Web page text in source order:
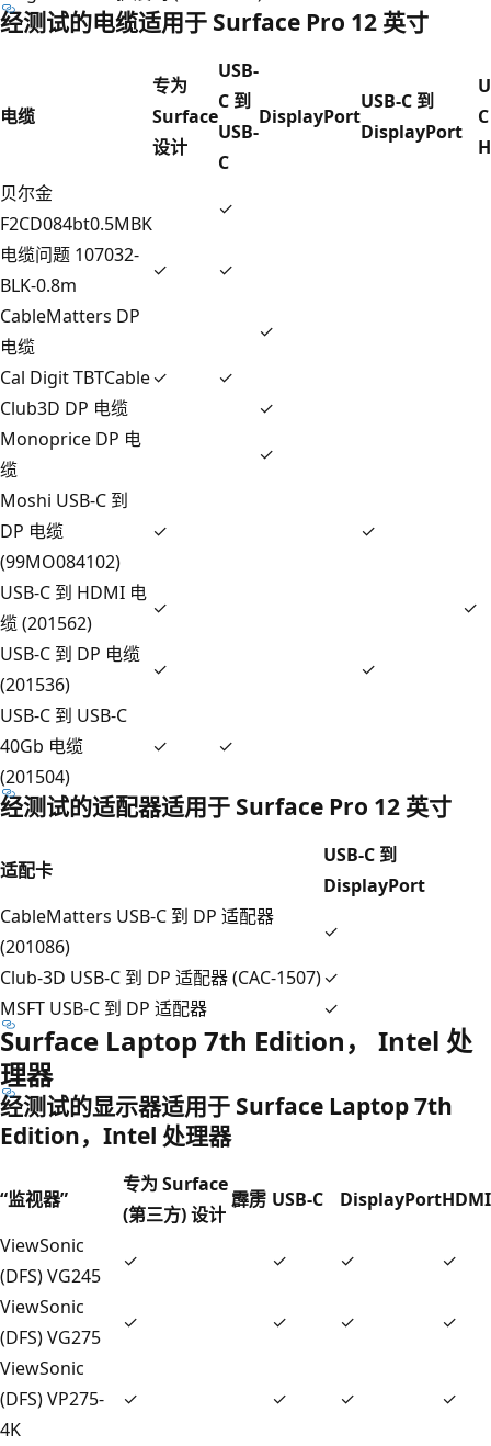
经测试的电缆适用于 Surface Pro 12 英寸
电缆
专为
Surface
设计
USB-
C 到
USB-
C
DisplayPort
USB-C 到
DisplayPort
贝尔金
F2CD084bt0.5MBK
✓
电缆问题 107032-
BLK-0.8m
✓
✓
CableMatters DP
电缆
✓
Cal Digit TBTCable✓
✓
Club3D DP 电缆
✓
Monoprice DP 电
缆
✓
Moshi USB-C 到
DP 电缆
(99MO084102)
✓ ✓
USB-C 到 HDMI 电
缆 (201562)
✓
✓
USB-C 到 DP 电缆
(201536)
✓
✓
USB-C 到 USB-C
40Gb 电缆
(201504)
✓ ✓
经测试的适配器适用于 Surface Pro 12 英寸
适配卡
USB-C 到
DisplayPort
CableMatters USB-C 到 DP 适配器
(201086)
✓
Club-3D USB-C 到 DP 适配器 (CAC-1507)✓
MSFT USB-C 到 DP 适配器
✓
Surface Laptop 7th Edition， Intel 处
理器
经测试的显示器适用于 Surface Laptop 7th
Edition，Intel 处理器
“监视器”
专为 Surface
(第三方) 设计
霹雳 USB-C DisplayPortHDMI
ViewSonic
(DFS) VG245
✓ ✓ ✓
✓
ViewSonic
(DFS) VG275
✓ ✓ ✓
✓
ViewSonic
(DFS) VP275-
4K
✓ ✓ ✓ ✓